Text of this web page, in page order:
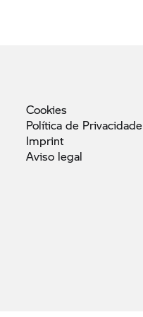
Cookies
Política de Privacidade
Imprint
Aviso legal